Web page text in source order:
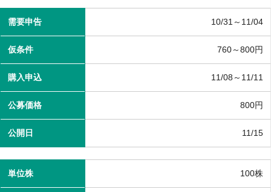
需要申告 10/31～11/04
仮条件 760～800円
購入申込 11/08～11/11
公募価格 800円
公開日 11/15
単位株 100株